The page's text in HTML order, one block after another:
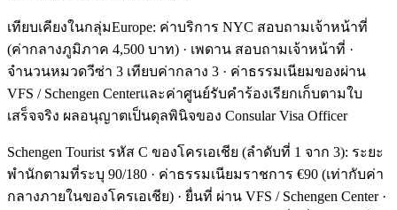
เทียบเคียงในกลุ่มEurope: ค่าบริการ NYC สอบถามเจ้าหน้าที่
(ค่ากลางภูมิภาค 4,500 บาท) · เพดาน สอบถามเจ้าหน้าที่ ·
จำนวนหมวดวีซ่า 3 เทียบค่ากลาง 3 · ค่าธรรมเนียมของผ่าน
VFS / Schengen Centerและค่าศูนย์รับคำร้องเรียกเก็บตามใบ
เสร็จจริง ผลอนุญาตเป็นดุลพินิจของ Consular Visa Officer
Schengen Tourist รหัส C ของโครเอเชีย (ลำดับที่ 1 จาก 3): ระยะ
พำนักตามที่ระบุ 90/180 · ค่าธรรมเนียมราชการ €90 (เท่ากับค่า
กลางภายในของโครเอเชีย) · ยื่นที่ ผ่าน VFS / Schengen Center ·